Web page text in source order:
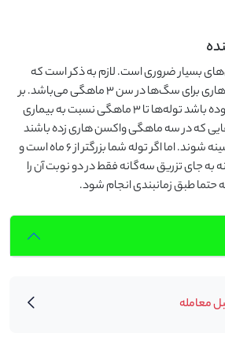
بسیار ضروری است. لازم به ذکر است که
بهترین زمان تزریق واکسن هاری برای سگ‌ها در سن ۳ ماهگی می‌باشد. بر
فرض اینکه مادر واکسینه بوده باشد توله‌ها تا ۳ ماهگی نسبت به بیماری
که در سه ماهگی واکسن هاری زده باشند
سالی یکبار باید مجدد واکسینه شوند. اما اگر توله شما بزرگتر از ۶ ماه است و
به جای تزریق سه‌گانه فقط در دو نوبت آن را
حتما طبق زمانبندی انجام شود.
معامله